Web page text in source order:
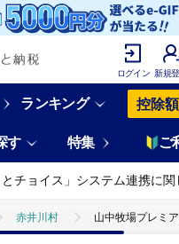
ログイン 新規
ランキング 控除
す 特集 ご
とチョイス」システム連携に関
赤井川村 山中牧場プレミ